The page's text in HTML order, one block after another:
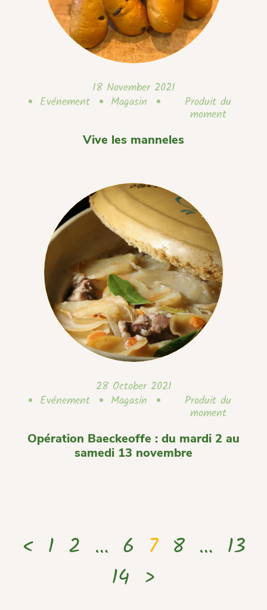
18 November 2021
Evénement
Magasin Produit du
moment
Vive les manneles
28 October 2021
Evénement
Magasin Produit du
moment
Opération Baeckeoffe : du mardi 2 au
samedi 13 novembre
< 1 2 … 6 7 8 … 13
14 >